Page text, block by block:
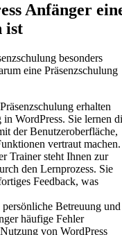
Anfänger
ist
besonders
eine Präsenzschulung
erhalten
WordPress. Sie lernen
der Benutzeroberfläche,
vertraut machen.
Trainer steht Ihnen zur
den Lernprozess. Sie
Feedback, was
Betreuung und
häufige Fehler
von WordPress